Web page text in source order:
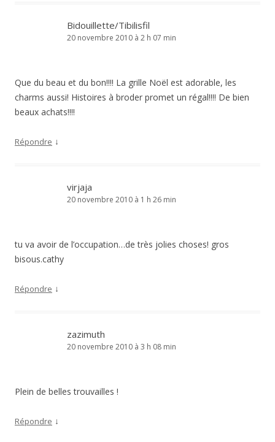
Bidouillette/Tibilisfil
20 novembre 2010 à 2 h 07 min
Que du beau et du bon!!!! La grille Noël est adorable, les
charms aussi! Histoires à broder promet un régal!!!! De bien
beaux achats!!!!
Répondre ↓
virjaja
20 novembre 2010 à 1 h 26 min
tu va avoir de l’occupation…de très jolies choses! gros
bisous.cathy
Répondre ↓
zazimuth
20 novembre 2010 à 3 h 08 min
Plein de belles trouvailles !
Répondre ↓